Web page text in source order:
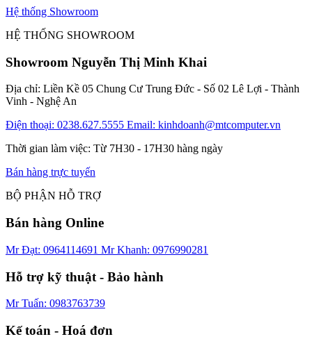
Hệ thống Showroom
HỆ THỐNG SHOWROOM
Showroom Nguyễn Thị Minh Khai
Địa chỉ: Liền Kề 05 Chung Cư Trung Đức - Số 02 Lê Lợi - Thành
Vinh - Nghệ An
Điện thoại: 0238.627.5555 Email: kinhdoanh@mtcomputer.vn
Thời gian làm việc: Từ 7H30 - 17H30 hàng ngày
Bán hàng trực tuyến
BỘ PHẬN HỖ TRỢ
Bán hàng Online
Mr Đạt: 0964114691 Mr Khanh: 0976990281
Hỗ trợ kỹ thuật - Bảo hành
Mr Tuấn: 0983763739
Kế toán - Hoá đơn